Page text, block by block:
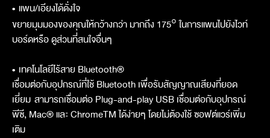
• แพน/เอียงได้ดั่งใจ
ขยายมุมมองของคุณให้กว้างกว่า มากถึง 175° ในการแพนไปยังไวท์
บอร์ดหรือ ดูส่วนที่สนใจอื่นๆ
• เทคโนโลยีไร้สาย Bluetooth®
เชื่อมต่อกับอุปกรณ์ที่ใช้ Bluetooth เพื่อรับสัญญาณเสียงที่ยอด
เยี่ยม สามารถเชื่อมต่อ Plug-and-play USB เชื่อมต่อกับอุปกรณ์
พีซี, Mac® และ ChromeTM ได้ง่ายๆ โดยไม่ต้องใช้ ซอฟต์แวร์เพิ่ม
เติม